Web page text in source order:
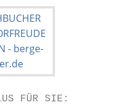
FÜR SIE: